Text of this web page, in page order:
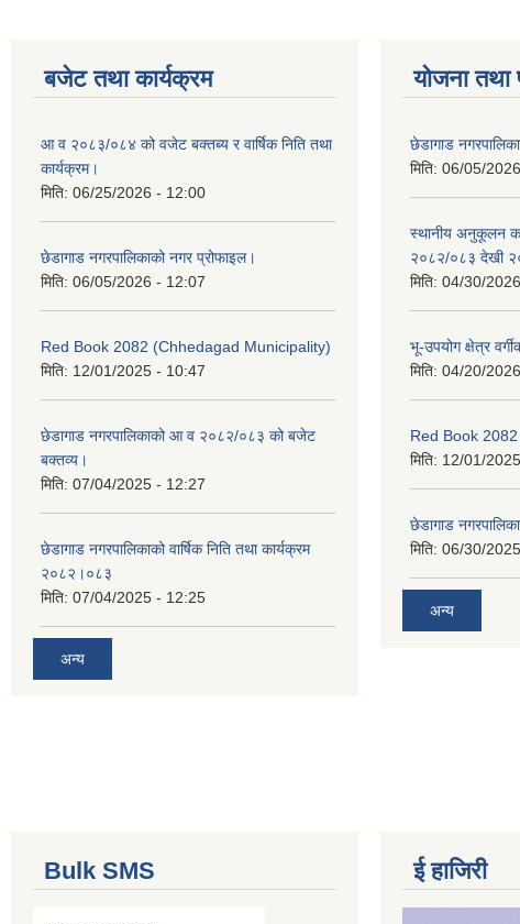
बजेट तथा कार्यक्रम
आ व २०८३/०८४ को वजेट बक्तब्य र वार्षिक निति तथा
कार्यक्रम।
मिति: 06/25/2026 - 12:00
छेडागाड नगरपालिकाको नगर प्रोफाइल।
मिति: 06/05/2026 - 12:07
Red Book 2082 (Chhedagad Municipality)
मिति: 12/01/2025 - 10:47
छेडागाड नगरपालिकाको आ व २०८२/०८३ को बजेट
बक्तव्य।
मिति: 07/04/2025 - 12:27
छेडागाड नगरपालिकाको वार्षिक निति तथा कार्यक्रम
२०८२।०८३
मिति: 07/04/2025 - 12:25
अन्य
योजना तथा
छेडागाड
मिति: 06/05/
स्थानीय अनुकूलन
२०८२/०८३ देखी
मिति: 04/30/
भू-उपयोग क्षेत्र
मिति: 04/20/
Red Book
मिति: 12/01/
छेडागाड
मिति: 06/30/
अन्य
Bulk SMS ई हाजिरी